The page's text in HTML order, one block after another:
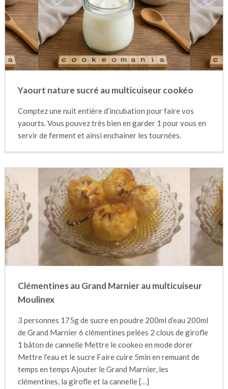
Yaourt nature sucré au multicuiseur cookéo
Comptez une nuit entière d’incubation pour faire vos
yaourts. Vous pouvez très bien en garder 1 pour vous en
servir de ferment et ainsi enchainer les tournées.
Clémentines au Grand Marnier au multicuiseur
Moulinex
3 personnes 175g de sucre en poudre 200ml d’eau 200ml
de Grand Marnier 6 clémentines pelées 2 clous de girofle
1 bâton de cannelle Mettre le cookeo en mode dorer
Mettre l’eau et le sucre Faire cuire 5min en remuant de
temps en temps Ajouter le Grand Marnier, les
clémentines, la girofle et la cannelle […]